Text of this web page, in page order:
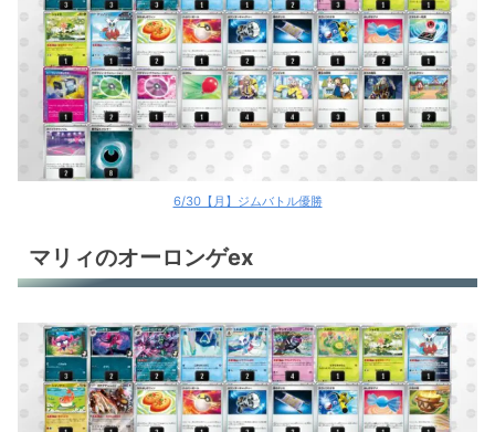
6/30【月】ジムバトル優勝
マリィのオーロンゲex